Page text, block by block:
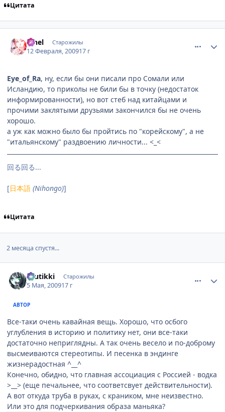
Цитата
Iahel Старожилы
12 Февраля, 200917 г
Eye_of_Ra, ну, если бы они писали про Сомали или
Исландию, то приколы не били бы в точку (недостаток
информированности), но вот стеб над китайцами и
прочими заклятыми друзьями закончился бы не очень
хорошо.
а уж как можно было бы пройтись по "корейскому", а не
"итальянскому" раздвоению личности... <_<
回る回る...
[日本語 (Nihongo)]
Цитата
2 месяца спустя...
tuutikki Старожилы
5 Мая, 200917 г
АВТОР
Все-таки очень кавайная вещь. Хорошо, что осбого
углубления в историю и политику нет, они все-таки
достаточно неприглядны. А так очень весело и по-доброму
высмеиваются стереотипы. И песенка в эндинге
жизнерадостная ^__^
Конечно, обидно, что главная ассоциация с Россией - водка
>__> (еще печальнее, что соответсвует действительности).
А вот откуда труба в руках, с краником, мне неизвестно.
Или это для подчеркивания образа маньяка?